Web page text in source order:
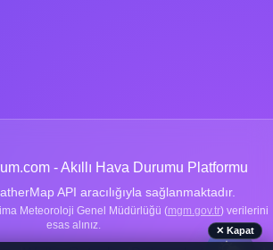
- Akıllı Hava Durumu Platformu
API aracılığıyla sağlanmaktadır.
Meteoroloji Genel Müdürlüğü (mgm.gov.tr) verilerini
esas alınız.
✕ Kapat